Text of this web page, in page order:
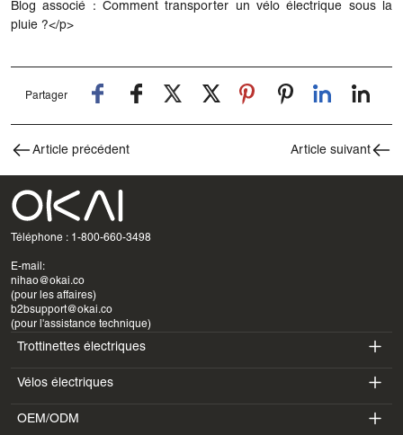
Blog associé : Comment transporter un vélo électrique sous la
pluie ?</p>
Partager
Article précédent Article suivant
Téléphone : 1-800-660-3498
E-mail:
nihao@okai.co
(pour les affaires)
b2bsupport@okai.co
(pour l'assistance technique)
Trottinettes électriques
ES400A
ES410
Vélos électriques
EB100B
OEM/ODM